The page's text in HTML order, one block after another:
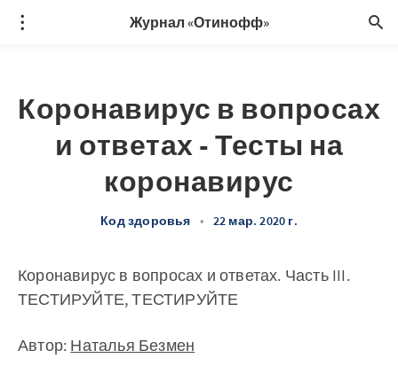
Журнал «Отинофф»
Коронавирус в вопросах
и ответах - Тесты на
коронавирус
Код здоровья • 22 мар. 2020 г.
Коронавирус в вопросах и ответах. Часть III.
ТЕСТИРУЙТЕ, ТЕСТИРУЙТЕ
Автор: Наталья Безмен